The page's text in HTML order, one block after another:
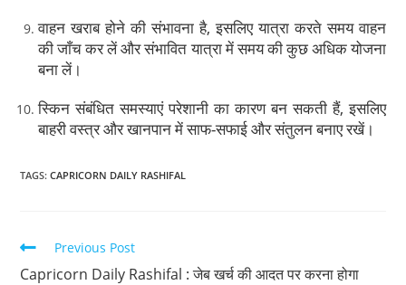
वाहन खराब होने की संभावना है, इसलिए यात्रा करते समय वाहन
की जाँच कर लें और संभावित यात्रा में समय की कुछ अधिक योजना
बना लें।
स्किन संबंधित समस्याएं परेशानी का कारण बन सकती हैं, इसलिए
बाहरी वस्त्र और खानपान में साफ-सफाई और संतुलन बनाए रखें।
TAGS:CAPRICORN DAILY RASHIFAL
Previous Post
Capricorn Daily Rashifal : जेब खर्च की आदत पर करना होगा